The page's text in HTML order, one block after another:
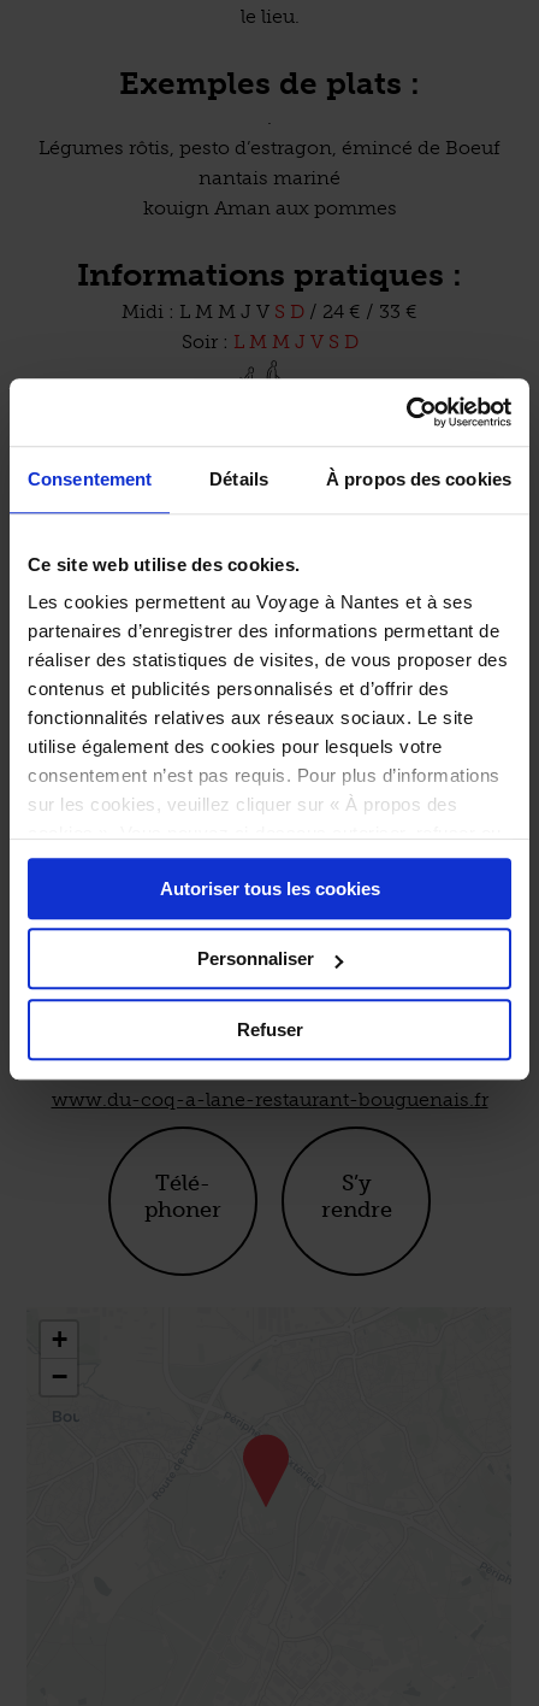
Consentement Détails À propos des cookies
Ce site web utilise des cookies.
Les cookies permettent au Voyage à Nantes et à ses
partenaires d’enregistrer des informations permettant de
réaliser des statistiques de visites, de vous proposer des
contenus et publicités personnalisés et d’offrir des
fonctionnalités relatives aux réseaux sociaux. Le site
utilise également des cookies pour lesquels votre
consentement n’est pas requis. Pour plus d’informations
sur les cookies, veuillez cliquer sur « À propos des
sélectionner les cookies selon les finalités via l'onglet
« Détails ». À tout moment, vous pouvez modifier votre
choix en cliquant sur le lien « Cookies » en bas des
Autoriser tous les cookies
Personnaliser
Refuser
le lieu.
Exemples de plats :
.
Légumes rôtis, pesto d’estragon, émincé de Boeuf
nantais mariné
kouign Aman aux pommes
Informations pratiques :
Midi : L M M J V S D / 24 € / 33 €
Soir : L M M J V S D
Accès à la salle et aux toilettes pour les personnes à
mobilité réduite.
(source : établissement)
Précisions sur l’accessibilité :
“Terrasse accessible à l'année. Parking PMR à
proximité. Possibilité d'adapter la texture des repas
sur demande. L'établissement nous indique que son
personnel est sensibilisé à l'accueil des personnes
en situation de handicap.”
*
Chemin de la Ranjonnière
44340 Bouguenais
Tél. : 02 40 34 72 10
www.du-coq-a-lane-restaurant-bouguenais.fr
Télé-
phoner
S’y
rendre